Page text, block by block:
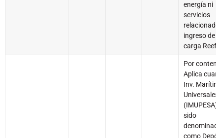
energía ni
servicios
ingreso de
carga
Por
Aplica
Inv.
Universales
(IMUPESA)
sido
como